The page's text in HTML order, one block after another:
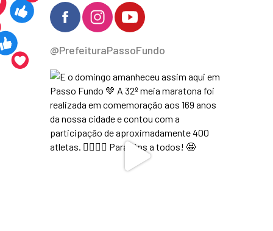
@PrefeituraPassoFundo